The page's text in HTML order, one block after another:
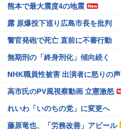
熊本で最大震度4の地震
露 原爆投下巡り広島市長を批判
警官発砲で死亡 直前に不審行動
無期刑の「終身刑化」傾向続く
NHK職員性被害 出演者に怒りの声
高市氏のPV風視察動画 立憲激怒
れいわ「いのちの党」に変更へ
藤原竜也、「労務改善」アピール